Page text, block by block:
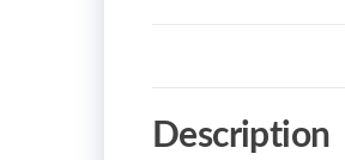
Description